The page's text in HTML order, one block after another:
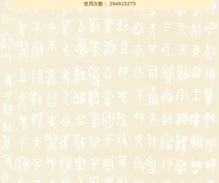
使用次數： 294615275